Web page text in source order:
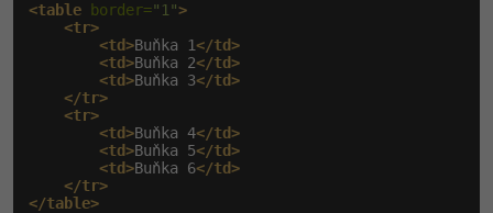
<table border="1">
<tr>
<td>Buňka 1</td>
<td>Buňka 2</td>
<td>Buňka 3</td>
</tr>
<tr>
<td>Buňka 4</td>
<td>Buňka 5</td>
<td>Buňka 6</td>
</tr>
</table>